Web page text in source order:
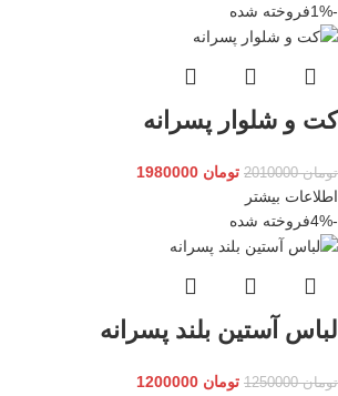
-1%
فروخته شده
کت و شلوار پسرانه
تومان2010000 تومان
اطلاعات بیشتر
-4%
فروخته شده
لباس آستین بلند پسرانه
تومان1250000 تومان